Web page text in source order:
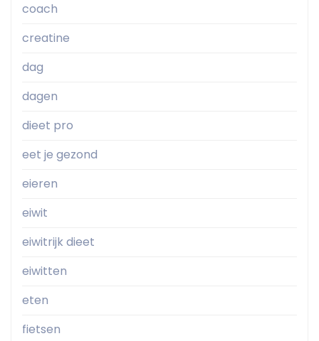
coach
creatine
dag
dagen
dieet pro
eet je gezond
eieren
eiwit
eiwitrijk dieet
eiwitten
eten
fietsen